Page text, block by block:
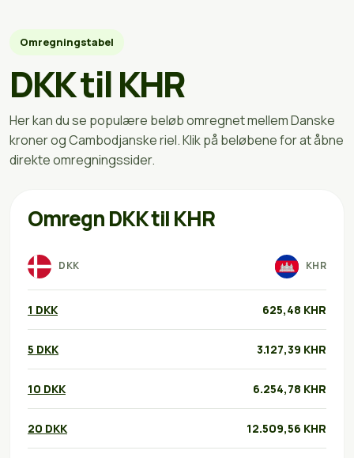
Omregningstabel
DKK til KHR
Her kan du se populære beløb omregnet mellem Danske
kroner og Cambodjanske riel. Klik på beløbene for at åbne
direkte omregningssider.
Omregn DKK til KHR
DKK KHR
1 DKK 625,48 KHR
5 DKK 3.127,39 KHR
10 DKK 6.254,78 KHR
20 DKK 12.509,56 KHR